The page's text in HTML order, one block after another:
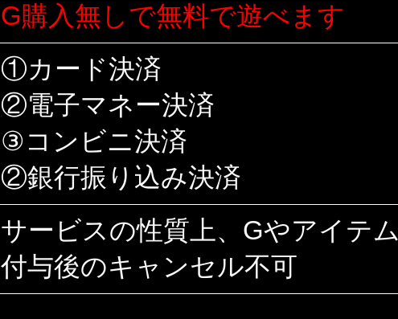
G購入無しで無料で遊べます
①カード決済
②電子マネー決済
③コンビニ決済
②銀行振り込み決済
サービスの性質上、Gやアイテム
付与後のキャンセル不可